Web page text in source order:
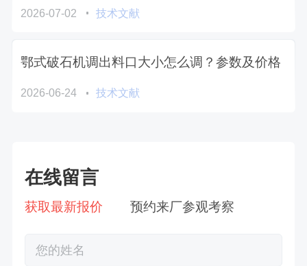
2026-07-02 技术文献
鄂式破石机调出料口大小怎么调？参数及价格
2026-06-24 技术文献
在线留言
获取最新报价 预约来厂参观考察